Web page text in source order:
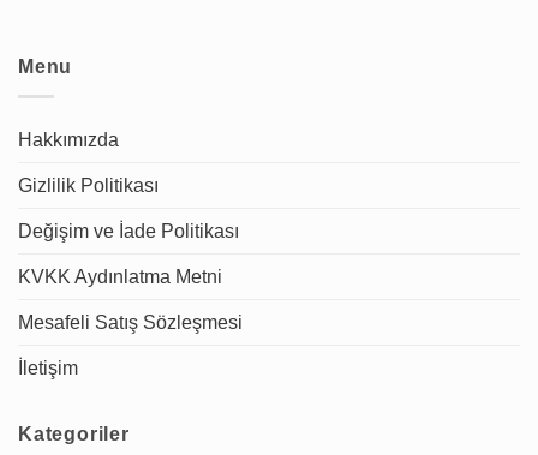
Menu
Hakkımızda
Gizlilik Politikası
Değişim ve İade Politikası
KVKK Aydınlatma Metni
Mesafeli Satış Sözleşmesi
İletişim
Kategoriler